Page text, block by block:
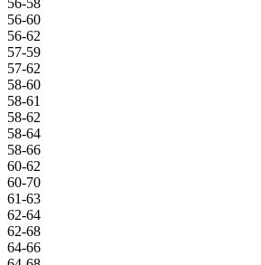
56-60
56-62
57-59
57-62
58-60
58-61
58-62
58-64
58-66
60-62
60-70
61-63
62-64
62-68
64-66